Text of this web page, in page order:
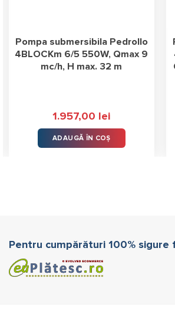
Pompa submersibila Pedrollo
4BLOCKm 6/5 550W, Qmax 9
mc/h, H max. 32 m
1.957,00 lei
ADAUGĂ ÎN COȘ
Pentru cumpărături 100%